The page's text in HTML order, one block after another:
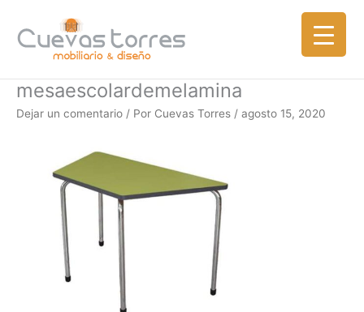
contenido
mesaescolardemelamina
Dejar un comentario / Por Cuevas Torres / agosto 15, 2020